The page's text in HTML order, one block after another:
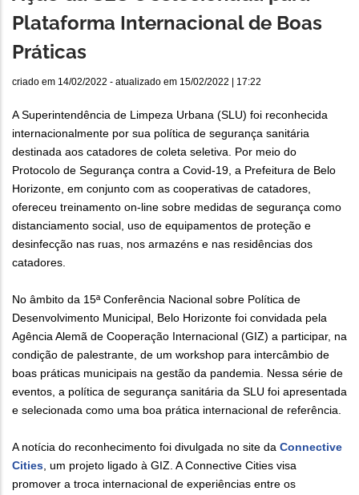
Plataforma Internacional de Boas
Práticas
criado em 14/02/2022 - atualizado em 15/02/2022 | 17:22
A Superintendência de Limpeza Urbana (SLU) foi reconhecida
internacionalmente por sua política de segurança sanitária
destinada aos catadores de coleta seletiva. Por meio do
Protocolo de Segurança contra a Covid-19, a Prefeitura de Belo
Horizonte, em conjunto com as cooperativas de catadores,
ofereceu treinamento on-line sobre medidas de segurança como
distanciamento social, uso de equipamentos de proteção e
desinfecção nas ruas, nos armazéns e nas residências dos
catadores.
No âmbito da 15ª Conferência Nacional sobre Política de
Desenvolvimento Municipal, Belo Horizonte foi convidada pela
Agência Alemã de Cooperação Internacional (GIZ) a participar, na
condição de palestrante, de um workshop para intercâmbio de
boas práticas municipais na gestão da pandemia. Nessa série de
eventos, a política de segurança sanitária da SLU foi apresentada
e selecionada como uma boa prática internacional de referência.
A notícia do reconhecimento foi divulgada no site da Connective
Cities, um projeto ligado à GIZ. A Connective Cities visa
promover a troca internacional de experiências entre os